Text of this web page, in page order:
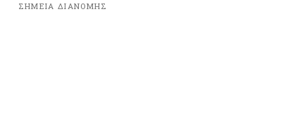
ΣΗΜΕΙΑ ΔΙΑΝΟΜΗΣ